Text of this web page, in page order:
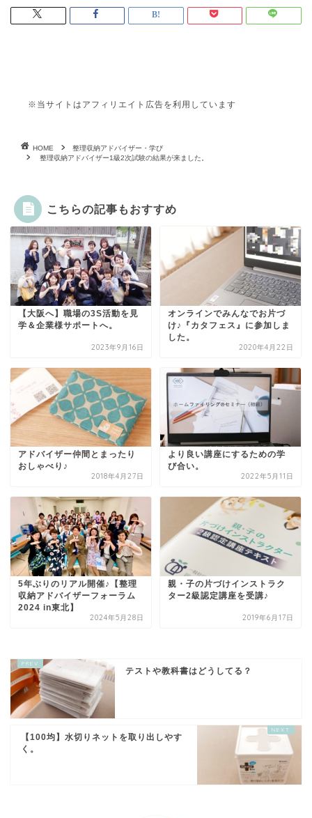
※当サイトはアフィリエイト広告を利用しています
HOME
整理収納アドバイザー・学び
整理収納アドバイザー1級2次試験の結果が来ました。
こちらの記事もおすすめ
【大阪へ】職場の3S活動を見
学＆企業様サポートへ。
2023年9月16日
オンラインでみんなでお片づ
け♪『カタフェス』に参加しま
した。
2020年4月22日
アドバイザー仲間とまったり
おしゃべり♪
2018年4月27日
より良い講座にするための学
び合い。
2022年5月11日
5年ぶりのリアル開催♪【整理
収納アドバイザーフォーラム
2024 in東北】
2024年5月28日
親・子の片づけインストラク
ター2級認定講座を受講♪
2019年6月17日
テストや教科書はどうしてる？
【100均】水切りネットを取り出しやす
く。